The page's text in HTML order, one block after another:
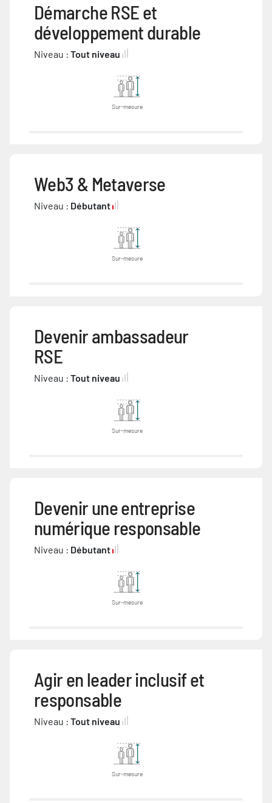
Démarche RSE et
développement durable
Niveau : Tout niveau
Sur-mesure
Web3 & Metaverse
Niveau : Débutant
Sur-mesure
Devenir ambassadeur
RSE
Niveau : Tout niveau
Sur-mesure
Devenir une entreprise
numérique responsable
Niveau : Débutant
Sur-mesure
Agir en leader inclusif et
responsable
Niveau : Tout niveau
Sur-mesure